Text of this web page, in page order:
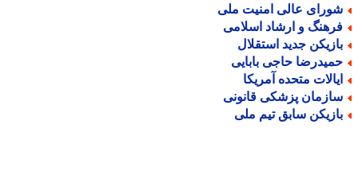
عالی امنیت ملی
و ارشاد اسلامی
جدید استقلال
حاجی بابایی
متحده آمریکا
پزشکی قانونی
سابق تیم ملی